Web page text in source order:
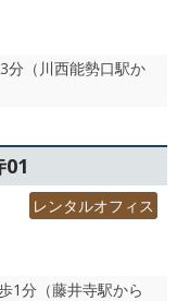
（川西能勢口駅か
レンタルオフィス
分（藤井寺駅から